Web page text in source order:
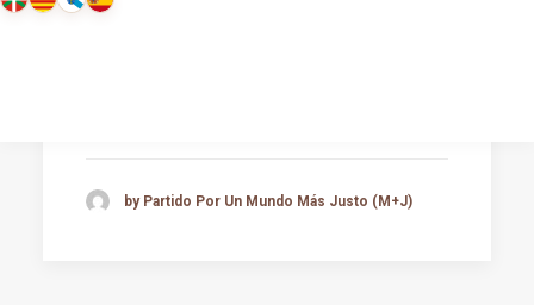
by Partido Por Un Mundo Más Justo (M+J)